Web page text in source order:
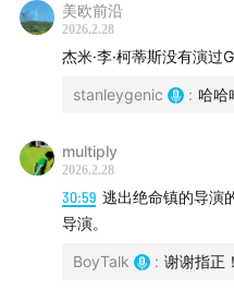
2《一战再战》
美欧前沿
2026.2.28
杰米·李·柯蒂斯没有演过
stanleygenic : 哈哈
multiply
2026.2.28
30:59 逃出绝命镇的导演
导演。
BoyTalk : 谢谢指正